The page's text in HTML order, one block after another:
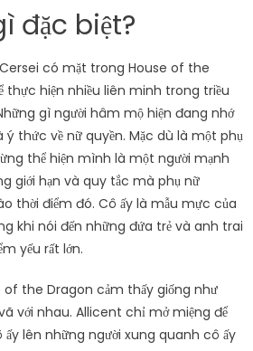
đặc biệt?
có mặt trong House of the
thực hiện nhiều liên minh trong triều
gì người hâm mộ hiện đang nhớ
ý thức về nữ quyền. Mặc dù là một phụ
thể hiện mình là một người mạnh
giới hạn và quy tắc mà phụ nữ
thời điểm đó. Cô ấy là mẫu mực của
khi nói đến những đứa trẻ và anh trai
yếu rất lớn.
of the Dragon cảm thấy giống như
với nhau. Allicent chỉ mở miệng để
lên những người xung quanh cô ấy